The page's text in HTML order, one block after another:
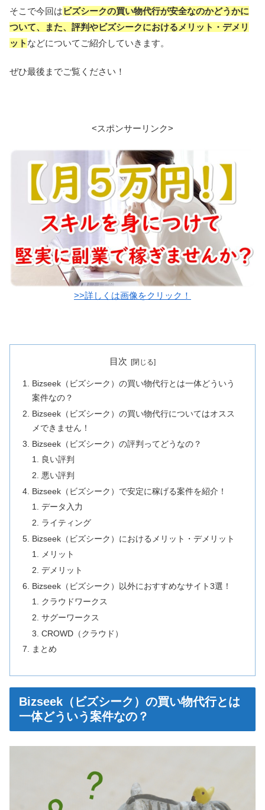
そこで今回はビズシークの買い物代行が安全なのかどうかに
ついて、また、評判やビズシークにおけるメリット・デメリ
ット などについてご紹介していきます。
ぜひ最後までご覧ください！
<スポンサーリンク>
>>詳しくは画像をクリック！
目次
Bizseek（ビズシーク）の買い物代行とは一体どういう
案件なの？
Bizseek（ビズシーク）の買い物代行についてはオスス
メできません！
Bizseek（ビズシーク）の評判ってどうなの？
良い評判
悪い評判
Bizseek（ビズシーク）で安定に稼げる案件を紹介！
データ入力
ライティング
Bizseek（ビズシーク）におけるメリット・デメリット
メリット
デメリット
Bizseek（ビズシーク）以外におすすめなサイト3選！
クラウドワークス
サグーワークス
CROWD（クラウド）
まとめ
Bizseek（ビズシーク）の買い物代行とは
一体どういう案件なの？